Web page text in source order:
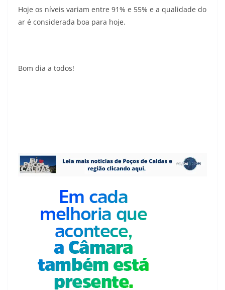
Hoje os níveis variam entre 91% e 55% e a qualidade do
ar é considerada boa para hoje.
Bom dia a todos!